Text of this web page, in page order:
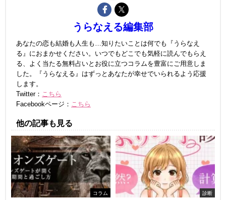
うらなえる編集部
あなたの恋も結婚も人生も…知りたいことは何でも『うらなえ
る』におまかせください。いつでもどこでも気軽に読んでもらえ
る、よく当たる無料占いとお役に立つコラムを豊富にご用意しま
した。『うらなえる』はずっとあなたが幸せでいられるよう応援
します。
Twitter：
こちら
Facebookページ：
こちら
他の記事も見る
コラム 診断